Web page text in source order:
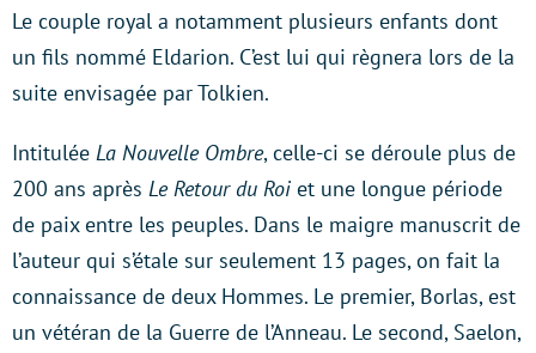
Le couple royal a notamment plusieurs enfants dont
un fils nommé Eldarion. C’est lui qui règnera lors de la
suite envisagée par Tolkien.
Intitulée La Nouvelle Ombre, celle-ci se déroule plus de
200 ans après Le Retour du Roi et une longue période
de paix entre les peuples. Dans le maigre manuscrit de
l’auteur qui s’étale sur seulement 13 pages, on fait la
connaissance de deux Hommes. Le premier, Borlas, est
un vétéran de la Guerre de l’Anneau. Le second, Saelon,